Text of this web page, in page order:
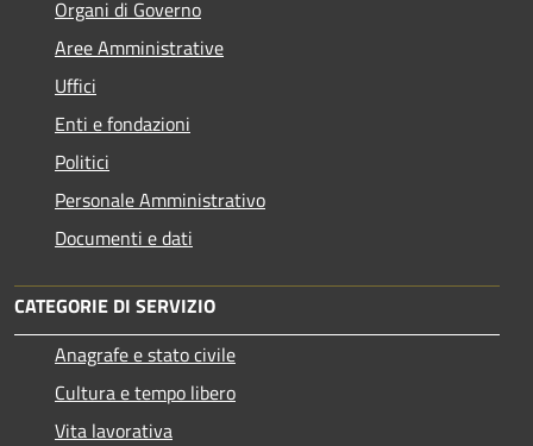
Organi di Governo
Aree Amministrative
Uffici
Enti e fondazioni
Politici
Personale Amministrativo
Documenti e dati
CATEGORIE DI SERVIZIO
Anagrafe e stato civile
Cultura e tempo libero
Vita lavorativa